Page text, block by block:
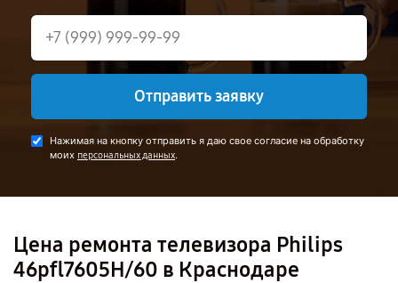
Отправить заявку
Нажимая на кнопку отправить я даю свое согласие на обработку
моих персональных данных.
Цена ремонта телевизора Philips
46pfl7605H/60 в Краснодаре